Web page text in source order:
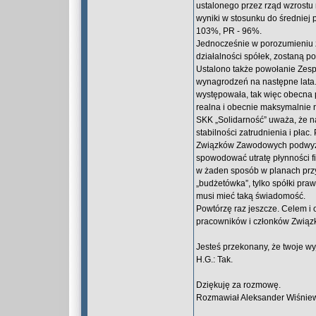
ustalonego przez rząd
wyniki w stosunku do średniej
103%, PR - 96%.
Jednocześnie w porozumieniu
działalności spółek, zostaną
Ustalono także powołanie
wynagrodzeń na następne
występowała, tak więc
realna i obecnie maksymalnie
SKK „Solidarność” uważa, że
stabilności zatrudnienia i
Związków Zawodowych
spowodować utratę płynności
w żaden sposób w planach
„budżetówka”, tylko spółki
musi mieć taką świadomość.
Powtórzę raz jeszcze. Celem i
pracowników i członków
Jesteś przekonany, że twoje
H.G.: Tak.
Dziękuję za rozmowę.
Rozmawiał Aleksander